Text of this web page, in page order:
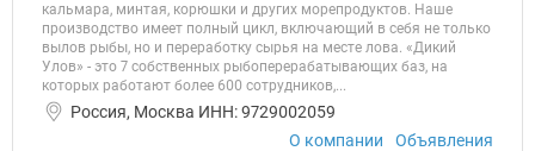
кальмара, минтая, корюшки и других морепродуктов. Наше
производство имеет полный цикл, включающий в себя не только
вылов рыбы, но и переработку сырья на месте лова. «Дикий
Улов» - это 7 собственных рыбоперерабатывающих баз, на
которых работают более 600 сотрудников,...
Россия, Москва ИНН: 9729002059
О компании
Объявления